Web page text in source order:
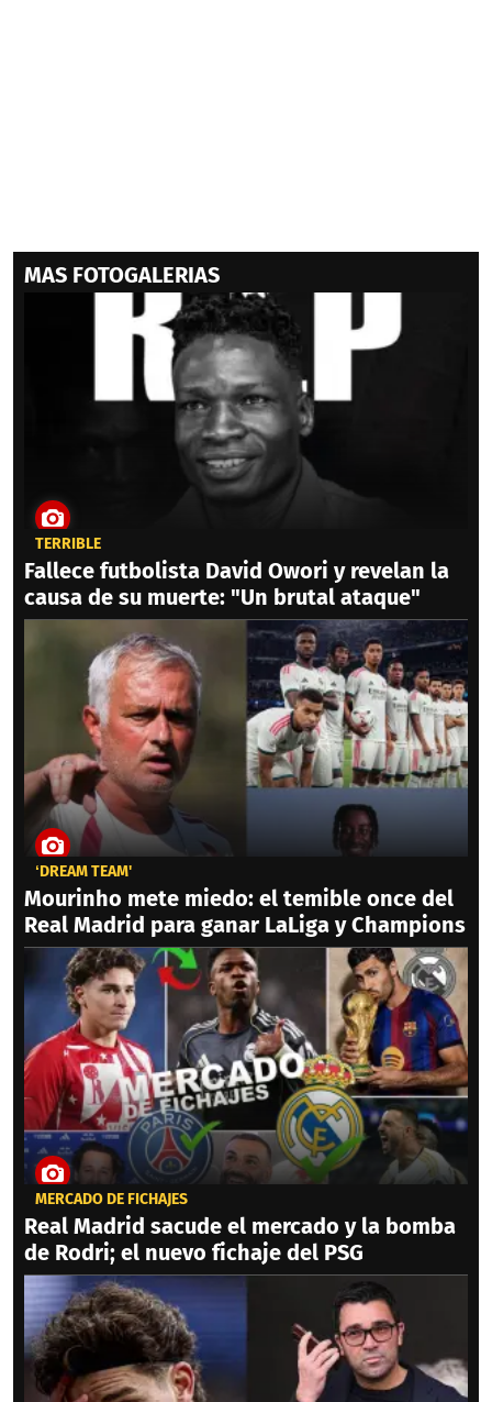
MAS FOTOGALERIAS
TERRIBLE
Fallece futbolista David Owori y revelan la
causa de su muerte: "Un brutal ataque"
‘DREAM TEAM'
Mourinho mete miedo: el temible once del
Real Madrid para ganar LaLiga y Champions
MERCADO DE FICHAJES
Real Madrid sacude el mercado y la bomba
de Rodri; el nuevo fichaje del PSG